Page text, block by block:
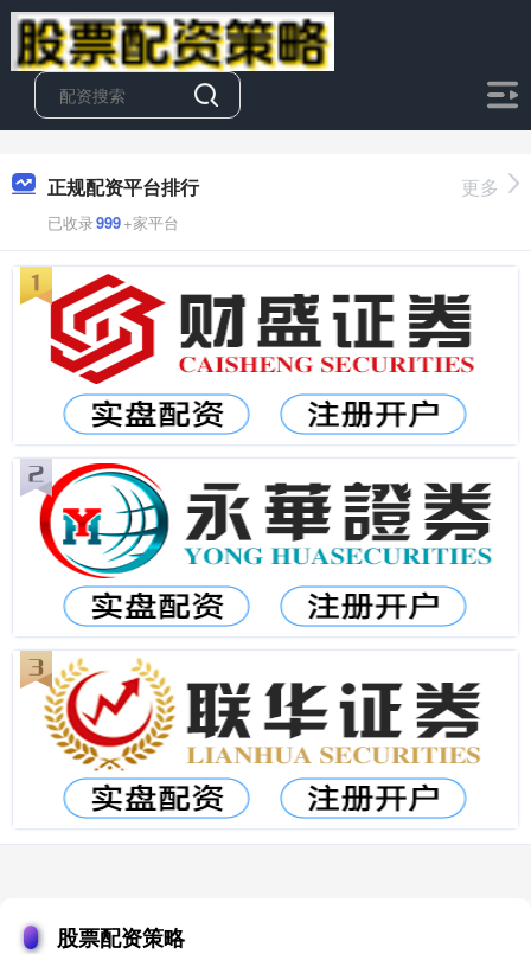
正规配资平台排行
已收录999+家平台
更多
股票配资策略